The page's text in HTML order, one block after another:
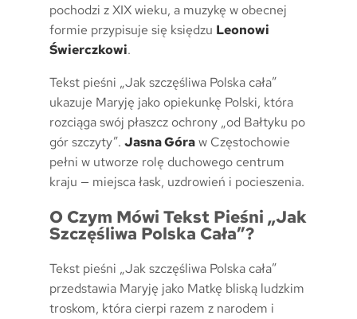
pochodzi z XIX wieku, a muzykę w obecnej
formie przypisuje się księdzu Leonowi
Świerczkowi.
Tekst pieśni „Jak szczęśliwa Polska cała”
ukazuje Maryję jako opiekunkę Polski, która
rozciąga swój płaszcz ochrony „od Bałtyku po
gór szczyty”. Jasna Góraw Częstochowie
pełni w utworze rolę duchowego centrum
kraju — miejsca łask, uzdrowień i pocieszenia.
O Czym Mówi Tekst Pieśni „Jak
Szczęśliwa Polska Cała”?
Tekst pieśni „Jak szczęśliwa Polska cała”
przedstawia Maryję jako Matkę bliską ludzkim
troskom, która cierpi razem z narodem i